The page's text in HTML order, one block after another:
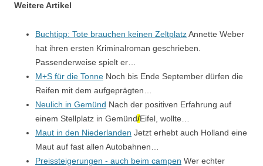
Weitere Artikel
Buchtipp: Tote brauchen keinen ZeltplatzAnnette Weber
hat ihren ersten Kriminalroman geschrieben.
Passenderweise spielt er…
M+S für die Tonne Noch bis Ende September dürfen die
Reifen mit dem aufgeprägten…
Neulich in Gemünd Nach der positiven Erfahrung auf
einem Stellplatz in Gemünd/Eifel, wollte…
Maut in den Niederlanden Jetzt erhebt auch Holland eine
Maut auf fast allen Autobahnen…
Preissteigerungen - auch beim campen Wer echter